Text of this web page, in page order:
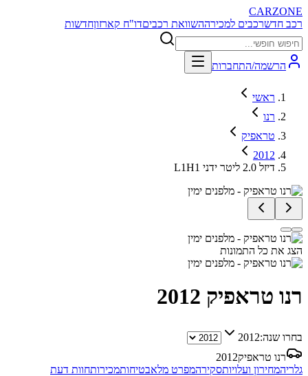
CARZONE
רכב חדשרכבים למכירההשוואת רכביםדו"ח קארזוןחדשות
הרשמה/התחברות
ראשי
רנו
טראפיק
2012
L1H1 דיזל 2.0 ליטר ידני
הצג את כל התמונות
רנו טראפיק 2012
בחרו שנה:2012
רנו טראפיק2012
גלריהמחירון ועלויותסקירהמפרט מלאבטיחותמכירותחוות דעת